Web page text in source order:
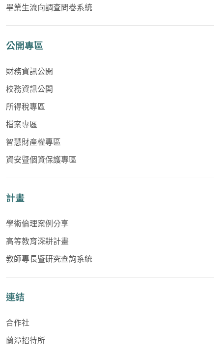
畢業生流向調查問卷系統
公開專區
財務資訊公開
校務資訊公開
所得稅專區
檔案專區
智慧財產權專區
資安暨個資保護專區
計畫
學術倫理案例分享
高等教育深耕計畫
教師專長暨研究查詢系統
連結
合作社
蘭潭招待所